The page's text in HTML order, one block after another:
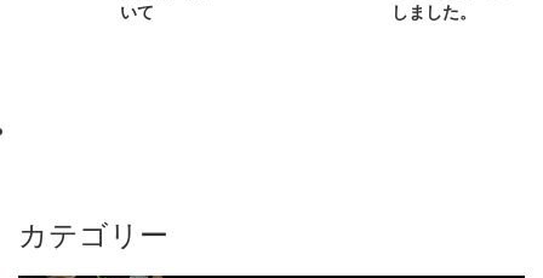
いて
しました。
カテゴリー